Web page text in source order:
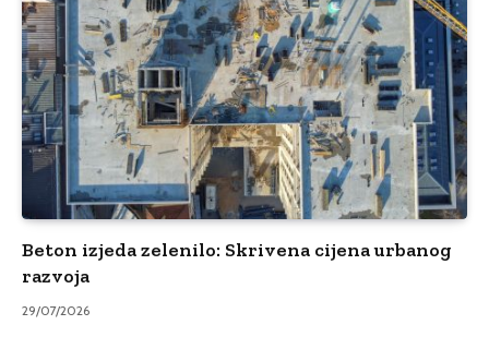
Beton izjeda zelenilo: Skrivena cijena urbanog
razvoja
29/07/2026